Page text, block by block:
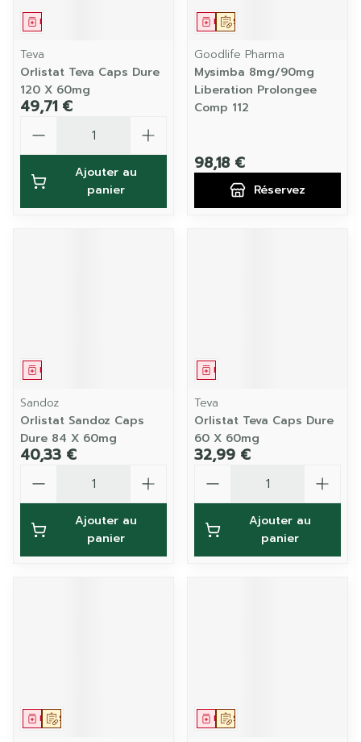
Médicament
Teva
Orlistat Teva Caps Dure
120 X 60mg
49,71 €
Ajouter au
panier
Sur prescription
Médicament
Goodlife Pharma
Mysimba 8mg/90mg
Liberation Prolongee
Comp 112
98,18 €
Réservez
Médicament
Sandoz
Orlistat Sandoz Caps
Dure 84 X 60mg
40,33 €
Ajouter au
panier
Médicament
Teva
Orlistat Teva Caps Dure
60 X 60mg
32,99 €
Ajouter au
panier
Sur prescription
Médicament Sur prescription
Médicament